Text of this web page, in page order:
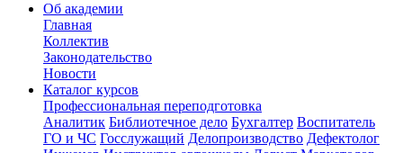
Об академии
Главная
Коллектив
Законодательство
Новости
Каталог курсов
Профессиональная переподготовка
Аналитик Библиотечное дело Бухгалтер Воспитатель
ГО и ЧС Госслужащий Делопроизводство Дефектолог